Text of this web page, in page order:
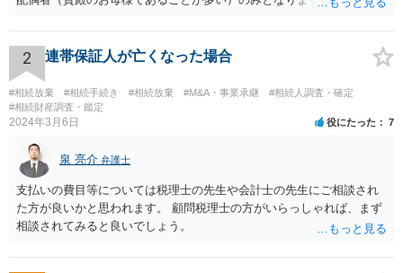
2 連帯保証人が亡くなった場合
#相続放棄 #相続手続き #相続放棄 #M&A・事業承継
#相続人調査・確定
#相続財産調査・鑑定
2024年3月6日 役にたった 7
泉 亮介 弁護士
支払いの費目等については税理士の先生や会計士の先生にご相談され
た方が良いかと思われます。 顧問税理士の方がいらっしゃれば、まず
相談されてみると良いでしょう。